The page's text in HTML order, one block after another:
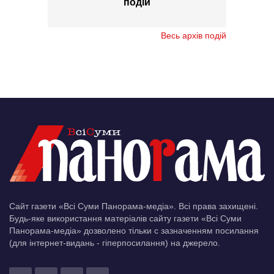
подій
Весь архів подій
Сайт газети «Всі Суми Панорама-медіа». Всі права захищені.
Будь-яке використання матеріалів сайту газети «Всі Суми
Панорама-медіа» дозволено тільки c зазначенням посилання
(для інтернет-видань - гіперпосилання) на джерело.